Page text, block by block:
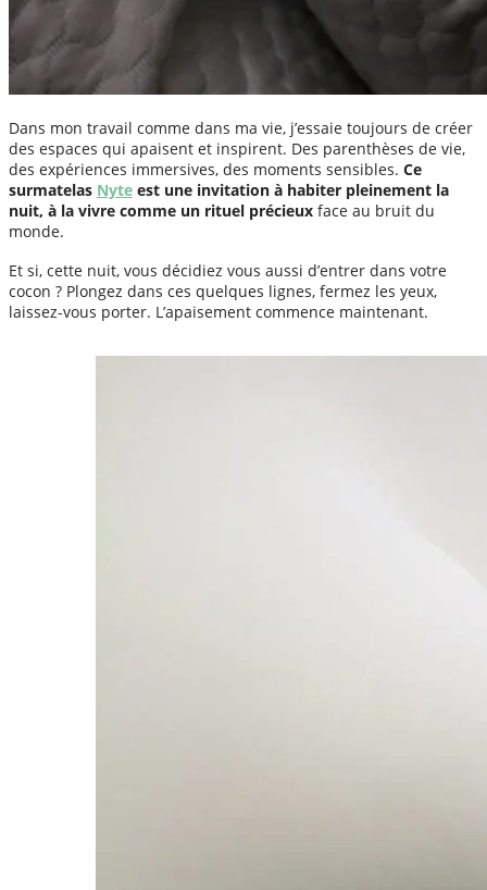
Dans mon travail comme dans ma vie, j’essaie toujours de créer
des espaces qui apaisent et inspirent. Des parenthèses de vie,
des expériences immersives, des moments sensibles. Ce
surmatelas Nyte est une invitation à habiter pleinement la
nuit, à la vivre comme un rituel précieux face au bruit du
monde.
Et si, cette nuit, vous décidiez vous aussi d’entrer dans votre
cocon ? Plongez dans ces quelques lignes, fermez les yeux,
laissez-vous porter. L’apaisement commence maintenant.